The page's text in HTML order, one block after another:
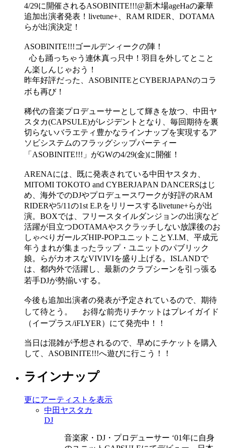
4/29に開催されるASOBINITE!!!@新木場ageHaの豪華
追加出演者発表！livetune+、RAM RIDER、DOTAMA
らが出演決定！
ASOBINITE!!!ゴールデンィークの陣！
心も踊っちゃう連休真っ只中！羽目を外してとこと
ん楽しんじゃおう！
昨年好評だった、ASOBINITEとCYBERJAPANのコラ
ボも再び！
稀代の音楽プロデューサーとして輝きを放つ、中田ヤ
スタカ(CAPSULE)がレジデントとなり、毎回期待を裏
切らないバラエティ豊かなラインナップを実現するア
ソビシステムのフラッグシップパーティー
「ASOBINITE!!!」がGWの4/29(金)に開催！
ARENAには、既に発表されている中田ヤスタカ、
MITOMI TOKOTO and CYBERJAPAN DANCERSはじ
め、海外でのDJやプロデュースワークが好評のRAM
RIDERや5/11の1st E.P.をリリースするlivetune+らが出
演。BOXでは、フリースタイルダンジョンの出演など
活躍が目立つDOTAMAやスクラッチしない放課後のお
しゃべりガールズHIP-POPユニットことY.I.M、平成元
年うまれが集まったラップ・ユニットのパブリック
娘。らがカオスなVIVIVIを盛り上げる。ISLANDで
は、都内外で活躍し、最新のクラブシーンを引っ張る
若手DJが勢揃いする。
今後も追加出演者の発表が予定されているので、期待
して待とう。 お得な前売りチケットはプレイガイド
（イープラス/iFLYER）にて発売中！！
当日は混雑が予想されるので、早めにチケットを購入
して、ASOBINITE!!!へ遊びに行こう！！
ラインナップ
更にアーティストを表示
中田ヤスタカ
DJ
音楽家・DJ・プロデューサー ‘01年に自身